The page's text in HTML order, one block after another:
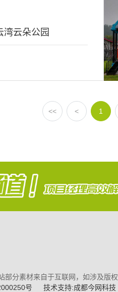
湾云朵公园
<< < 1
分素材来自于互联网，如涉及版
号
技术支持:成都今网科技